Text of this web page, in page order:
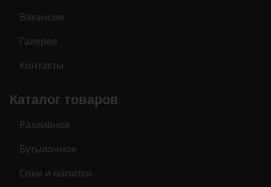
Вакансии
Галерея
Контакты
Каталог товаров
Разливное
Бутылочное
Соки и напитки